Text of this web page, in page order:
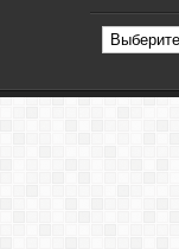
Архив
статей